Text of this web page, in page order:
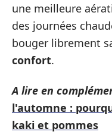
une meilleure
des journées
bouger librement
confort.
A lire en
l'automne :
kaki et pommes